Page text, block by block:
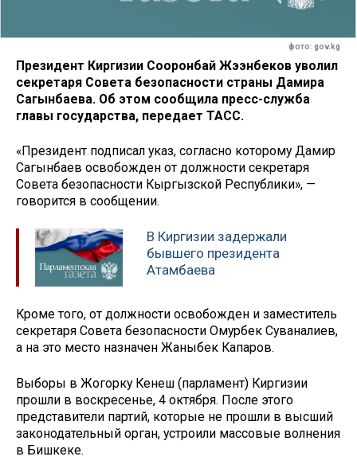
фото: gov.kg
Президент Киргизии Сооронбай Жээнбеков уволил
секретаря Совета безопасности страны Дамира
Сагынбаева. Об этом сообщила пресс-служба
главы государства, передает ТАСС.
«Президент подписал указ, согласно которому Дамир
Сагынбаев освобожден от должности секретаря
Совета безопасности Кыргызской Республики», —
говорится в сообщении.
В Киргизии задержали
бывшего президента
Атамбаева
Кроме того, от должности освобожден и заместитель
секретаря Совета безопасности Омурбек Суваналиев,
а на это место назначен Жаныбек Капаров.
Выборы в Жогорку Кенеш (парламент) Киргизии
прошли в воскресенье, 4 октября. После этого
представители партий, которые не прошли в высший
законодательный орган, устроили массовые волнения
в Бишкеке.